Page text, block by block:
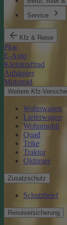
Service
Kfz & Reise
Pkw
E-Auto
Kleinkraftrad
Anhänger
Motorrad
Weitere Kfz-
Wohnwagen
Lieferwagen
Wohnmobil
Quad
Trike
Traktor
Oldtimer
Zusatzschutz
Schutzbrief
Reiseversicherung